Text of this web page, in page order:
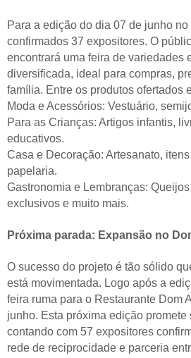
Para a edição do dia 07 de junho
confirmados 37 expositores. O
encontrará uma feira de variedades
diversificada, ideal para compras,
família. Entre os produtos ofertados
Moda e Acessórios: Vestuário,
Para as Crianças: Artigos infantis,
educativos.
Casa e Decoração: Artesanato,
papelaria.
Gastronomia e Lembranças:
exclusivos e muito mais.
Próxima parada: Expansão no
O sucesso do projeto é tão sólido
está movimentada. Logo após a
feira ruma para o Restaurante Dom
junho. Esta próxima edição promete
contando com 57 expositores
rede de reciprocidade e parceria